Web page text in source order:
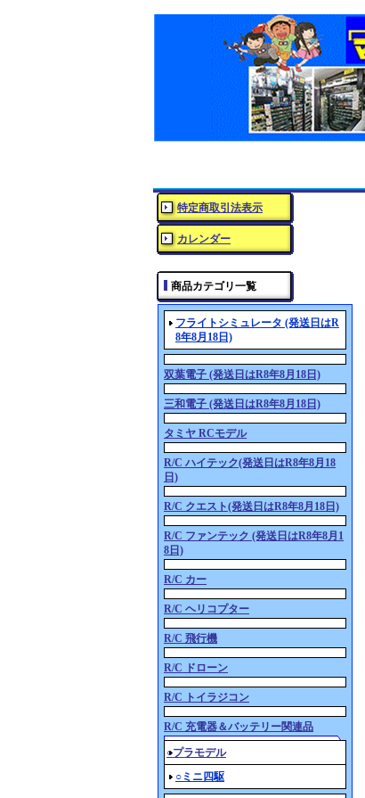
特定商取引法表示
カレンダー
商品カテゴリ一覧
フライトシミュレータ (発送日はR
8年8月18日)
双葉電子 (発送日はR8年8月18日)
三和電子 (発送日はR8年8月18日)
タミヤ RCモデル
R/C ハイテック(発送日はR8年8月18
日)
R/C クエスト(発送日はR8年8月18日)
R/C ファンテック (発送日はR8年8月1
8日)
R/C カー
R/C ヘリコプター
R/C 飛行機
R/C ドローン
R/C トイラジコン
R/C 充電器＆バッテリー関連品
○プラモデル
○ミニ四駆